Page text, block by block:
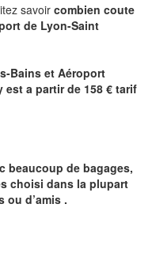
savoir combien coute
de Lyon-Saint
Bains et Aéroport
esta partir de 158 € tarif
beaucoup de bagages,
choisi dans la plupart
ou d’amis .